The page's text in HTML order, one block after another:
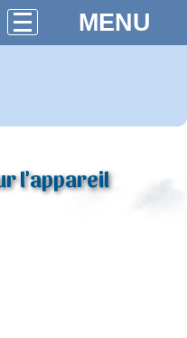
MENU
l'appareil